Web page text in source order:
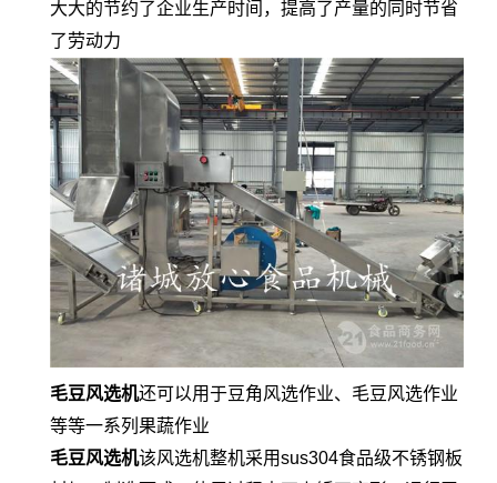
大大的节约了企业生产时间，提高了产量的同时节省
了劳动力
毛豆风选机还可以用于豆角风选作业、毛豆风选作业
等等一系列果蔬作业
毛豆风选机该风选机整机采用sus304食品级不锈钢板